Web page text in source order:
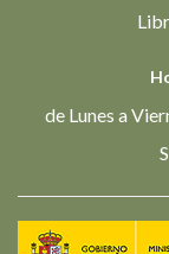
de Lunes a